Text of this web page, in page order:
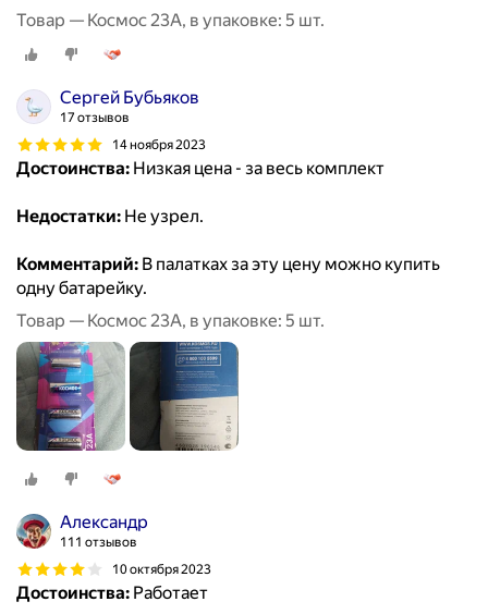
Товар — Космос 23А, в упаковке: 5 шт.
Сергей Бубьяков
17 отзывов
14 ноября 2023
Достоинства: Низкая цена - за весь комплект
Недостатки: Не узрел.
Комментарий: В палатках за эту цену можно купить
одну батарейку.
Товар — Космос 23А, в упаковке: 5 шт.
Александр
111 отзывов
10 октября 2023
Достоинства: Работает